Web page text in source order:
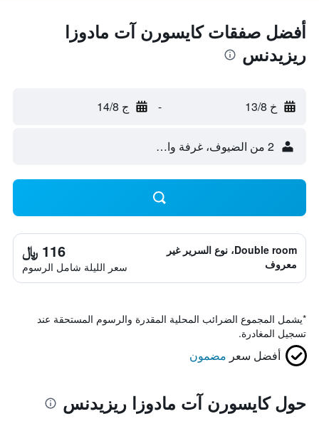
أفضل صفقات كايسورن آت مادوزا
ريزيدنس
خ 13/8 - ج 14/8
2 من الضيوف، غرفة واحدة
Double room، نوع السرير غير
معروف
116 ﷼
سعر الليلة شامل الرسوم
*يشمل المجموع الضرائب المحلية المقدرة والرسوم المستحقة عند
تسجيل المغادرة.
أفضل سعر مضمون
حول كايسورن آت مادوزا ريزيدنس